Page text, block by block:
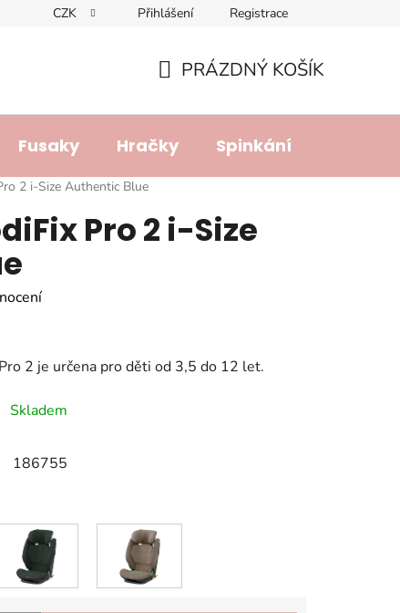
Doprava a platba Lhůta pro vyřízení reklamace
CZK Přihlášení Registrace
KOŠÍK
PRÁZDNÝ KOŠÍK
Fusaky Hračky Spinkání
2 i-Size Authentic Blue
Pro 2 i-Size
2 je určena pro děti od 3,5 do 12 let.
Skladem
186755